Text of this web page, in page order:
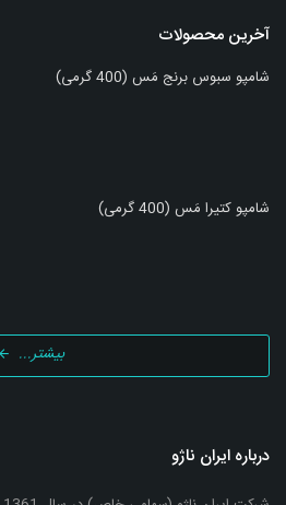
آخرین محصولات
شامپو سبوس برنج مَس (400 گرمی)
شامپو کتیرا مَس (400 گرمی)
بیشتر...
درباره ایران ناژو